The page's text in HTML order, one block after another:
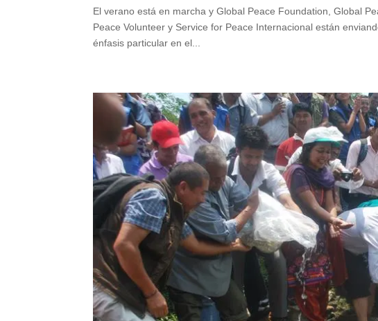
El verano está en marcha y Global Peace Foundation, Global
Peace Volunteer y Service for Peace Internacional están
énfasis particular en el...